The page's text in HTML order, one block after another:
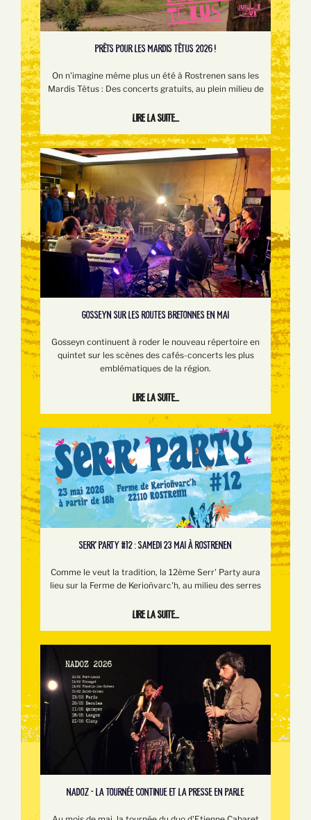
PRÊTS POUR LES MARDIS TÊTUS 2026 !
On n'imagine même plus un été à Rostrenen sans les
Mardis Têtus : Des concerts gratuits, au plein milieu de
Lire la suite...
GOSSEYN SUR LES ROUTES BRETONNES EN MAI
Gosseyn continuent à roder le nouveau répertoire en
quintet sur les scènes des cafés-concerts les plus
emblématiques de la région.
Lire la suite...
SERR’ PARTY #12 : SAMEDI 23 MAI À ROSTRENEN
Comme le veut la tradition, la 12ème Serr' Party aura
lieu sur la Ferme de Kerioñvarc'h, au milieu des serres
Lire la suite...
NADOZ - LA TOURNÉE CONTINUE ET LA PRESSE EN PARLE